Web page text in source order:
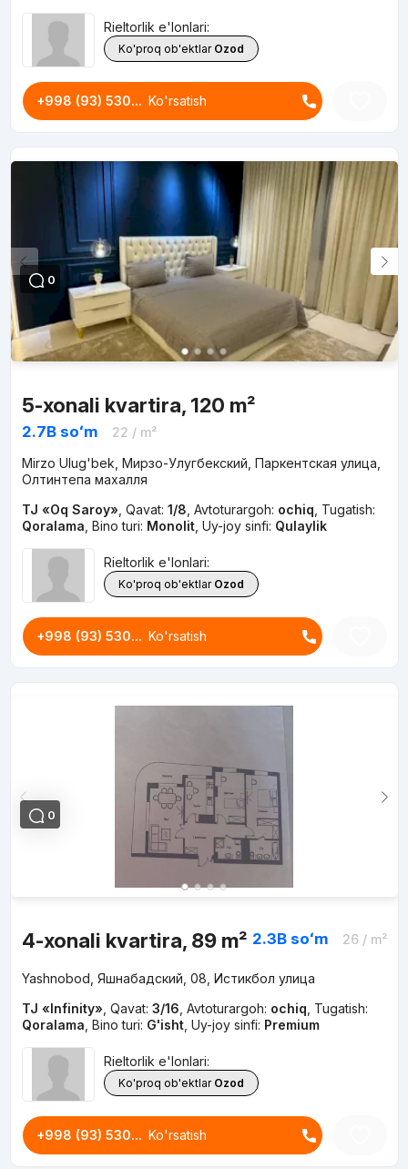
Rieltorlik e'lonlari:
Ko'proq ob'ektlar Ozod
+998 (93) 530... Ko'rsatish
0
5-xonali kvartira, 120 m²
2.7B soʻm 22 / m²
Mirzo Ulug'bek, Мирзо-Улугбекский, Паркентская улица,
Олтинтепа махалля
TJ «Oq Saroy» Qavat: 1/8 Avtoturargoh: ochiq Tugatish:
Qoralama Bino turi: Monolit, Uy-joy sinfi: Qulaylik
Rieltorlik e'lonlari:
Ko'proq ob'ektlar Ozod
+998 (93) 530... Ko'rsatish
0
4-xonali kvartira, 89 m² 2.3B soʻm 26/ m²
Yashnobod, Яшнабадский, 08, Истикбол улица
TJ «Infinity» Qavat: 3/16 Avtoturargoh: ochiq Tugatish:
Qoralama Bino turi: G'isht, Uy-joy sinfi: Premium
Rieltorlik e'lonlari:
Ko'proq ob'ektlar Ozod
+998 (93) 530... Ko'rsatish